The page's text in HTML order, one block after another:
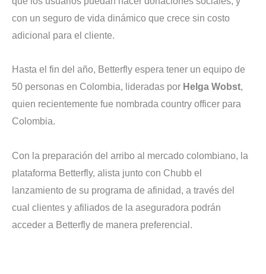
con un seguro de vida dinámico que crece sin costo
adicional para el cliente.
Hasta el fin del año, Betterfly espera tener un equipo de
50 personas en Colombia, lideradas por Helga Wobst,
quien recientemente fue nombrada country officer para
Colombia.
Con la preparación del arribo al mercado colombiano, la
plataforma Betterfly, alista junto con Chubb el
lanzamiento de su programa de afinidad, a través del
cual clientes y afiliados de la aseguradora podrán
acceder a Betterfly de manera preferencial.